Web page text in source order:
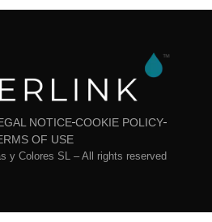
NOTICE COOKIE POLICY
OF USE
y Colores SL – All rights reserved